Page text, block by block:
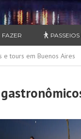
e tours em Buenos Aires